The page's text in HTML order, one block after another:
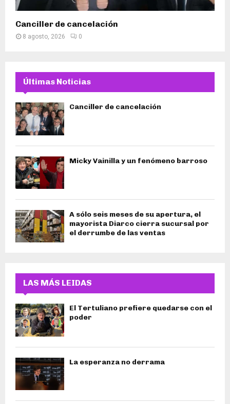
Canciller de cancelación
8 agosto, 2026 0
Últimas Noticias
Canciller de cancelación
Micky Vainilla y un fenómeno barroso
A sólo seis meses de su apertura, el
mayorista Diarco cierra sucursal por
el derrumbe de las ventas
LAS MÁS LEIDAS
El Tertuliano prefiere quedarse con el
poder
La esperanza no derrama